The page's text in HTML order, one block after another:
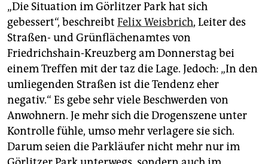
„Die Situation im Görlitzer Park hat sich
gebessert“, beschreibt Felix Weisbrich, Leiter des
Straßen- und Grünflächenamtes von
Friedrichshain-Kreuzberg am Donnerstag bei
einem Treffen mit der taz die Lage. Jedoch: „In den
umliegenden Straßen ist die Tendenz eher
negativ.“ Es gebe sehr viele Beschwerden von
Anwohnern. Je mehr sich die Drogenszene unter
Kontrolle fühle, umso mehr verlagere sie sich.
Darum seien die Parkläufer nicht mehr nur im